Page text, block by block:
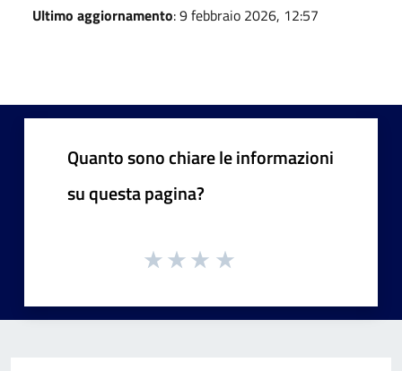
Ultimo aggiornamento: 9 febbraio 2026, 12:57
Quanto sono chiare le informazioni
su questa pagina?